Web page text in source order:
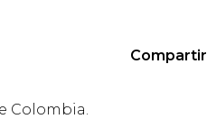
Compartir
Colombia.